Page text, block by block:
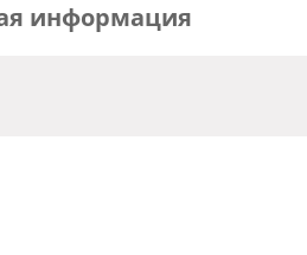
информация